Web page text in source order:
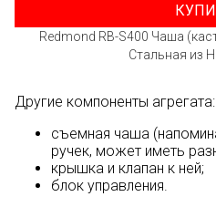
Redmond RB-S400 Чаша
Стальная из
Другие компоненты агрегата:
съемная чаша
ручек, может иметь
крышка и клапан к ней;
блок управления.